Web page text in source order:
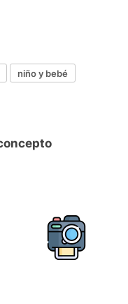
niño y bebé